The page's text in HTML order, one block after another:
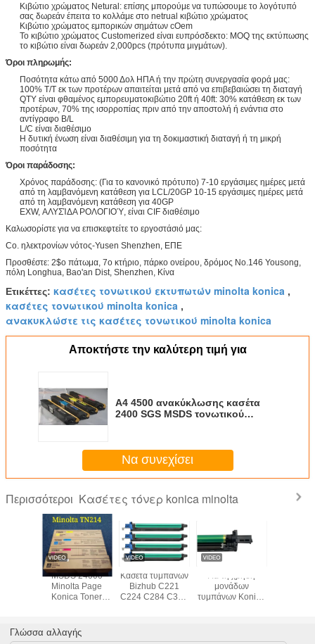
Κιβώτιο χρώματος Netural: επίσης μπορούμε να τυπώσουμε το λογότυπό
σας δωρεάν έπειτα το κολλάμε στο netrual κιβώτιο χρώματος
Κιβώτιο χρώματος εμπορικών σημάτων cOem
Το κιβώτιο χρώματος Customerized είναι ευπρόσδεκτο: MOQ της εκτύπωσης
το κιβώτιο είναι δωρεάν 2,000pcs (πρότυπα μιγμάτων).
Όροι πληρωμής:
Ποσότητα κάτω από 5000 Δολ ΗΠΑ ή την πρώτη συνεργασία φορά μας:
100% T/T εκ των προτέρων απαιτείται μετά από να επιβεβαιώσει τη διαταγή
QTY είναι φθαμένος εμπορευματοκιβώτιο 20ft ή 40ft: 30% κατάθεση εκ των
προτέρων, 70% της ισορροπίας πριν από την αποστολή ή ενάντια στο
αντίγραφο B/L
L/C είναι διαθέσιμο
Η δυτική ένωση είναι διαθέσιμη για τη δοκιμαστική διαταγή ή τη μικρή
ποσότητα
Όροι παράδοσης:
Χρόνος παράδοσης: (Για το κανονικό πρότυπο) 7-10 εργάσιμες ημέρες μετά
από τη λαμβανόμενη κατάθεση για LCL/20GP 10-15 εργάσιμες ημέρες μετά
από τη λαμβανόμενη κατάθεση για 40GP
EXW, ΑΛΥΣΊΔΑ ΡΟΛΟΓΙΟΎ, είναι CIF διαθέσιμο
Καλωσορίστε για να επισκεφτείτε το εργοστάσιό μας:
Co. ηλεκτρονίων νότος-Yusen Shenzhen, ΕΠΕ
Προσθέστε: 2$ο πάτωμα, 7ο κτήριο, πάρκο ονείρου, δρόμος No.146 Yousong,
πόλη Longhua, Bao'an Dist, Shenzhen, Κίνα
Ετικέττες: κασέτες τονωτικού εκτυπωτών minolta konica ,
κασέτες τονωτικού minolta konica ,
ανακυκλώστε τις κασέτες τονωτικού minolta konica
Αποκτήστε την καλύτερη τιμή για
A4 4500 ανακύκλωσης κασέτα
2400 SGS MSDS τονωτικού
Να συνεχίσει
Περισσότεροι Κασέτες τόνερ konica minolta
TN321
MSDS 24000
Minolta Page
Konica Toner
C7720
Κασέτα τυμπάνων
Bizhub C221
C224 C284 C364
DR512 Konica
Για τη χρήση
μονάδων
τυμπάνων Konica
C7130i
Γλώσσα αλλαγής